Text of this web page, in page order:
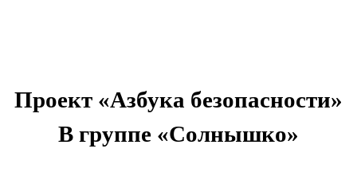
Проект «Азбука безопасности»
В группе «Солнышко»